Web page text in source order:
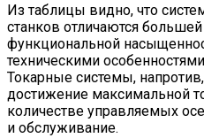
Из таблицы видно, что
станков отличаются
функциональной
техническими
Токарные системы,
достижение максимальной
количестве управляемых
и обслуживание.